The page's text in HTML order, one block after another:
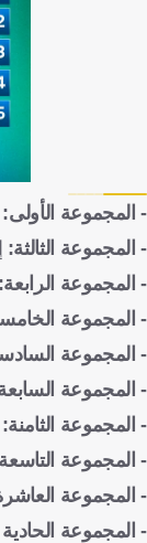
- المجموعة الأولى:
- المجموعة الثالثة:
- المجموعة الرابعة:
- المجموعة
- المجموعة
- المجموعة
- المجموعة الثامنة:
- المجموعة
- المجموعة
- المجموعة